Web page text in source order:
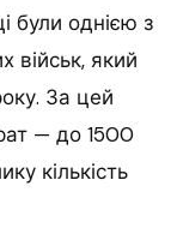
однією з
військ, який
За цей
— до 1500
кількість